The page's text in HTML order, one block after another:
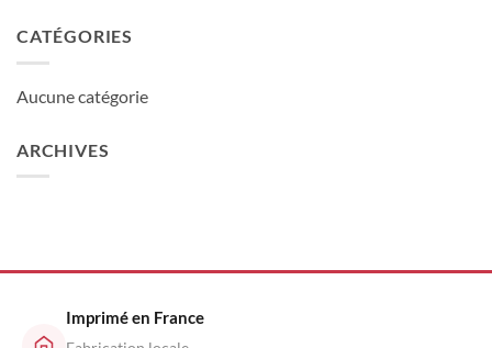
CATÉGORIES
Aucune catégorie
ARCHIVES
Imprimé en France